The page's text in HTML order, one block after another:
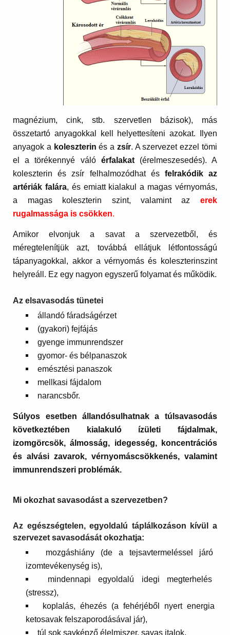
magnézium, cink, stb. szervetlen bázisok), más
összetartó anyagokkal kell helyettesíteni azokat. Ilyen
anyagok a koleszterin és a zsír. A szervezet ezzel tömi
el a törékennyé váló érfalakat (érelmeszesedés). A
koleszterin és zsír felhalmozódhat és felrakódik az
artériák falára, és emiatt kialakul a magas vérnyomás,
a magas koleszterin szint, valamint az erek
rugalmassága is csökken.
Amikor elvonjuk a savat a szervezetből, és
méregtelenítjük azt, továbbá ellátjuk létfontosságú
tápanyagokkal, akkor a vérnyomás és koleszterinszint
helyreáll. Ez egy nagyon egyszerű folyamat és működik.
Az elsavasodás tünetei
állandó fáradságérzet
(gyakori) fejfájás
gyenge immunrendszer
gyomor- és bélpanaszok
emésztési panaszok
mellkasi fájdalom
narancsbőr.
Súlyos esetben állandósulhatnak a túlsavasodás
következtében kialakuló ízületi fájdalmak,
izomgörcsök, álmosság, idegesség, koncentrációs
és alvási zavarok, vérnyomáscsökkenés, valamint
immunrendszeri problémák.
Mi okozhat savasodást a szervezetben?
Az egészségtelen, egyoldalú táplálkozáson kívül a
szervezet savasodását okozhatja:
mozgáshiány (de a tejsavtermeléssel járó
izomtevékenység is),
mindennapi egyoldalú idegi megterhelés
(stressz),
koplalás, éhezés (a fehérjéből nyert energia
ketosavak felszaporodásával jár),
túl sok savképző élelmiszer, savas italok,